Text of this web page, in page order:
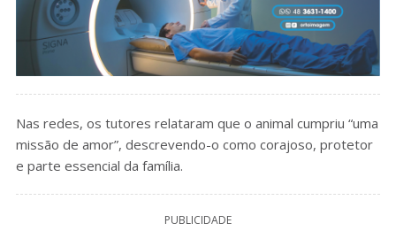
Nas redes, os tutores relataram que o animal cumpriu “uma
missão de amor”, descrevendo-o como corajoso, protetor
e parte essencial da família.
PUBLICIDADE